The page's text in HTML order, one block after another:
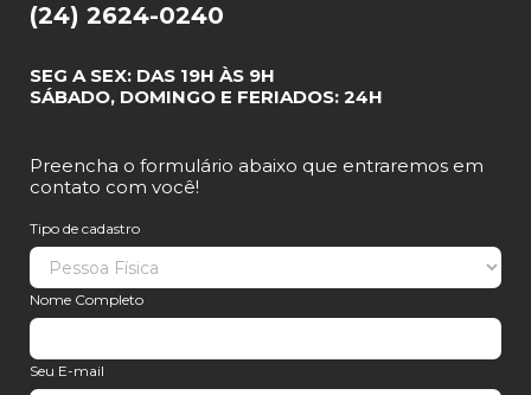
(24) 2624-0240
SEG A SEX: DAS 19H ÀS 9H
SÁBADO, DOMINGO E FERIADOS: 24H
Preencha o formulário abaixo que entraremos em
contato com você!
Tipo de cadastro
Nome Completo
Seu E-mail